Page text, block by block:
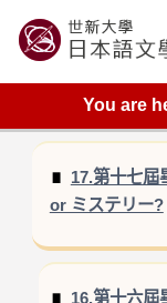
content
世新大學教學單位
You are
17.第十七屆
or ミステリー?
16.第十六屆